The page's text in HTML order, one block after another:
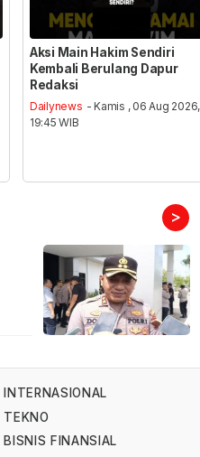
Aksi Main Hakim Sendiri
Kembali Berulang Dapur
Redaksi
Dailynews - Kamis , 06 Aug 2026,
19:45 WIB
>
INTERNASIONAL
TEKNO
BISNIS FINANSIAL